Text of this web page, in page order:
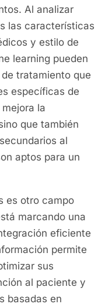
Al analizar
las características
y estilo de
learning pueden
tratamiento que
específicas de
la
que también
al
aptos para un
es otro campo
marcando una
eficiente
permite
sus
al paciente y
basadas en